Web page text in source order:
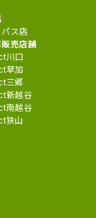
ス店
売店舗
川口
草加
三郷
新越谷
南越谷
狭山